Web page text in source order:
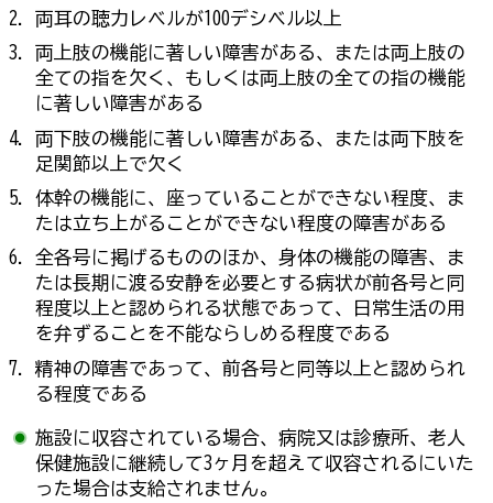
両耳の聴力レベルが100デシベル以上
両上肢の機能に著しい障害がある、または両上肢の
全ての指を欠く、もしくは両上肢の全ての指の機能
に著しい障害がある
両下肢の機能に著しい障害がある、または両下肢を
足関節以上で欠く
体幹の機能に、座っていることができない程度、ま
たは立ち上がることができない程度の障害がある
全各号に掲げるもののほか、身体の機能の障害、ま
たは長期に渡る安静を必要とする病状が前各号と同
程度以上と認められる状態であって、日常生活の用
を弁ずることを不能ならしめる程度である
精神の障害であって、前各号と同等以上と認められ
る程度である
施設に収容されている場合、病院又は診療所、老人
保健施設に継続して3ヶ月を超えて収容されるにいた
った場合は支給されません。